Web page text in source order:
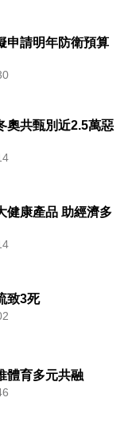
申請明年防衛預算
奧共甄別近2.5萬惡
健康產品 助經濟多
致3死
體育多元共融